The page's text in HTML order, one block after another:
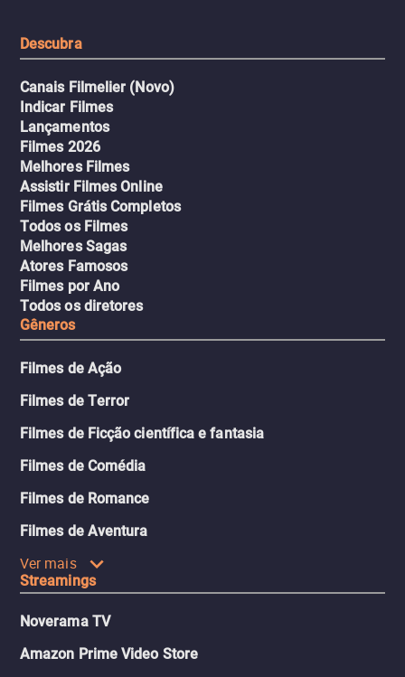
Descubra
Canais Filmelier (Novo)
Indicar Filmes
Lançamentos
Filmes 2026
Melhores Filmes
Assistir Filmes Online
Filmes Grátis Completos
Todos os Filmes
Melhores Sagas
Atores Famosos
Filmes por Ano
Todos os diretores
Gêneros
Filmes de Ação
Filmes de Terror
Filmes de Ficção científica e fantasia
Filmes de Comédia
Filmes de Romance
Filmes de Aventura
Ver mais
Streamings
Noverama TV
Amazon Prime Video Store